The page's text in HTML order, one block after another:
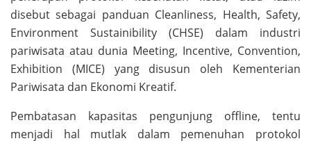
disebut sebagai panduan Cleanliness, Health, Safety,
Environment Sustainibility (CHSE) dalam industri
pariwisata atau dunia Meeting, Incentive, Convention,
Exhibition (MICE) yang disusun oleh Kementerian
Pariwisata dan Ekonomi Kreatif.
Pembatasan kapasitas pengunjung offline, tentu
menjadi hal mutlak dalam pemenuhan protokol